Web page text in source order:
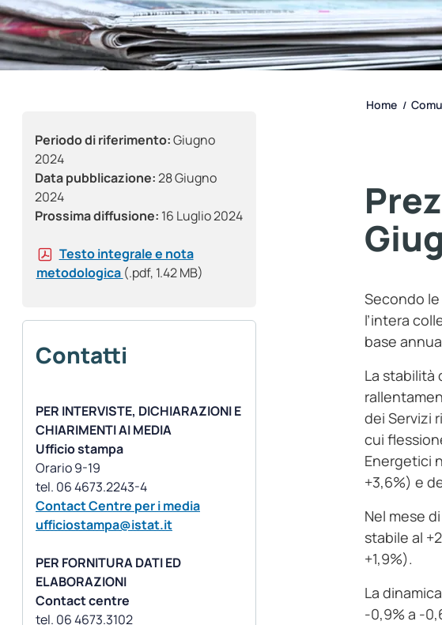
Periodo di riferimento:Giugno
2024
Data pubblicazione:28 Giugno
2024
Prossima diffusione: 16 Luglio 2024
Testo integrale e nota
metodologica (.pdf, 1.42 MB)
Contatti
PER INTERVISTE, DICHIARAZIONI E
CHIARIMENTI AI MEDIA
Ufficio stampa
Orario 9-19
Contact Centre per i media
ufficiostampa@istat.it
PER FORNITURA DATI ED
ELABORAZIONI
Contact centre
Home /
Secondo
l’intera
base
La stabilità
dei Servizi
cui
Energetici
+3,6%) e
Nel mese
stabile al
+1,9%).
La
-0,9% a -